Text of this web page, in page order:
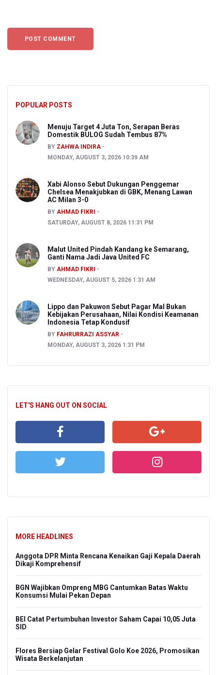
POPULAR POSTS
Menuju Target 4 Juta Ton, Serapan Beras
Domestik BULOG Sudah Tembus 87%
BY ZAHWA INDIRA
MONDAY, AUGUST 3, 2026 10:39 AM
Xabi Alonso Sebut Dukungan Penggemar
Chelsea Menakjubkan di GBK, Menang Lawan
AC Milan 3-0
BY AHMAD FIKRI
SATURDAY, AUGUST 8, 2026 11:31 PM
Malut United Pindah Kandang ke Semarang,
Ganti Nama Jadi Java United FC
BY AHMAD FIKRI
WEDNESDAY, AUGUST 5, 2026 1:31 AM
Lippo dan Pakuwon Sebut Pagar Mal Bukan
Kebijakan Perusahaan, Nilai Kondisi Keamanan
Indonesia Tetap Kondusif
BY FAHRURRAZI ASSYAR
MONDAY, AUGUST 3, 2026 1:31 PM
LET'S HANG OUT ON SOCIAL
MORE HEADLINES
Anggota DPR Minta Rencana Kenaikan Gaji Kepala Daerah
Dikaji Komprehensif
BGN Wajibkan Ompreng MBG Cantumkan Batas Waktu
Konsumsi Mulai Pekan Depan
BEI Catat Pertumbuhan Investor Saham Capai 10,05 Juta
SID
Flores Bersiap Gelar Festival Golo Koe 2026, Promosikan
Wisata Berkelanjutan